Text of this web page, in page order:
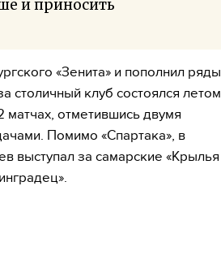
и приносить
«Зенита» и пополнил ряды
столичный клуб состоялся летом
матчах, отметившись двумя
Помимо «Спартака», в
выступал за самарские «Крылья